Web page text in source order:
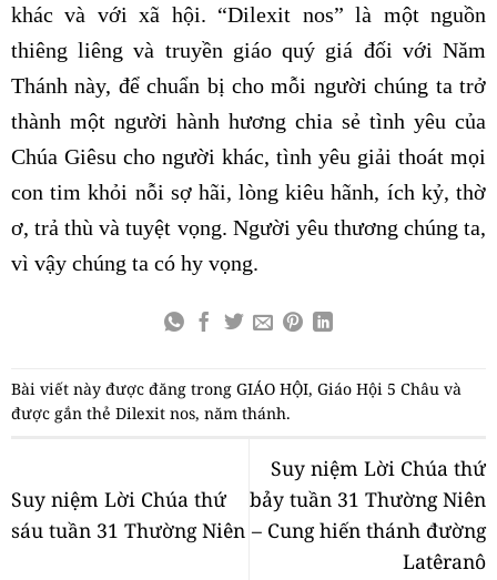
khác và với xã hội. “Dilexit nos” là một nguồn
thiêng liêng và truyền giáo quý giá đối với Năm
Thánh này, để chuẩn bị cho mỗi người chúng ta trở
thành một người hành hương chia sẻ tình yêu của
Chúa Giêsu cho người khác, tình yêu giải thoát mọi
con tim khỏi nỗi sợ hãi, lòng kiêu hãnh, ích kỷ, thờ
ơ, trả thù và tuyệt vọng. Người yêu thương chúng ta,
vì vậy chúng ta có hy vọng.
Bài viết này được đăng trong GIÁO HỘI, Giáo Hội 5 Châu và
được gắn thẻ Dilexit nos, năm thánh.
Suy niệm Lời Chúa thứ
sáu tuần 31 Thường Niên
Suy niệm Lời Chúa thứ
bảy tuần 31 Thường Niên
– Cung hiến thánh đường
Latêranô